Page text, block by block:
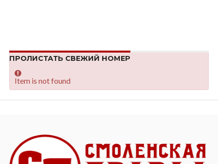
ПРОЛИСТАТЬ СВЕЖИЙ НОМЕР
Item is not found